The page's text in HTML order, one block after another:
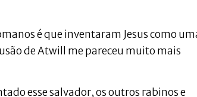
é que inventaram Jesus como
de Atwill me pareceu muito mais
esse salvador, os outros rabinos e